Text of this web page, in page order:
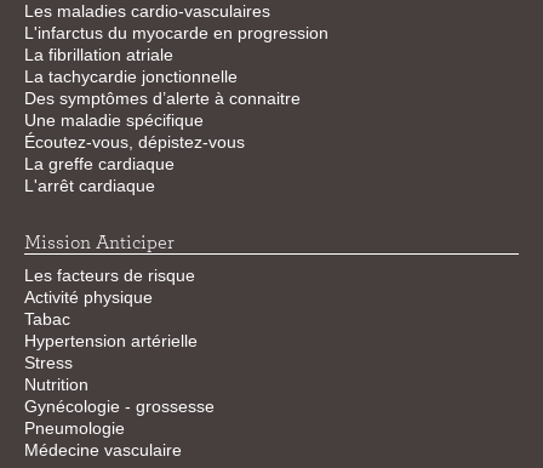
Les maladies cardio-vasculaires
L'infarctus du myocarde en progression
La fibrillation atriale
La tachycardie jonctionnelle
Des symptômes d’alerte à connaitre
Une maladie spécifique
Écoutez-vous, dépistez-vous
La greffe cardiaque
L'arrêt cardiaque
Mission Anticiper
Les facteurs de risque
Activité physique
Tabac
Hypertension artérielle
Stress
Nutrition
Gynécologie - grossesse
Pneumologie
Médecine vasculaire